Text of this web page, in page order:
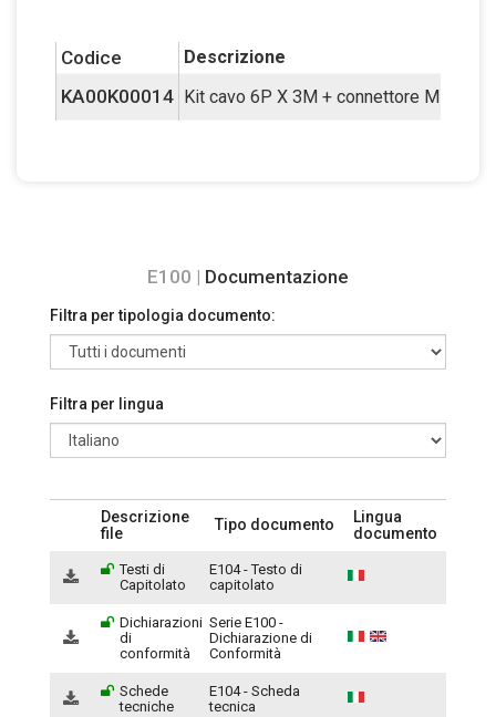
Codice Descrizione
KA00K00014 Kit cavo 6P X 3M + connettore Micro-Fit
E100 | Documentazione
Filtra per tipologia documento:
Filtra per lingua
Descrizione
file
Tipo documento
Lingua
documento
Testi di
Capitolato
E104 - Testo di
capitolato
Dichiarazioni
di
conformità
Serie E100 -
Dichiarazione di
Conformità
Schede
tecniche
E104 - Scheda
tecnica